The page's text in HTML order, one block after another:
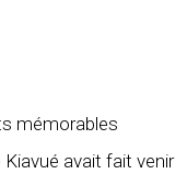
mémorables
avait fait venir